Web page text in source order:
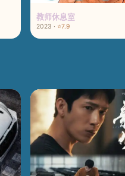
教师休息室
2023 · ⭐7.9